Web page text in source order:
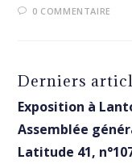
0 COMMENTAIRE
Derniers
Exposition à
Assemblée
Latitude 41,